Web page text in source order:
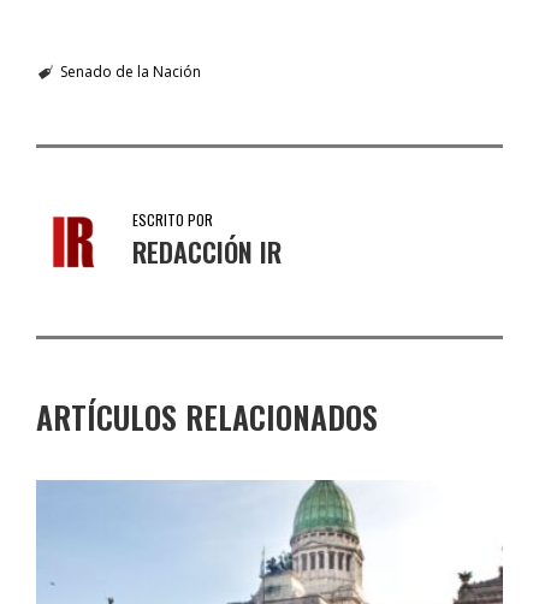
Senado de la Nación
ESCRITO POR
REDACCIÓN IR
ARTÍCULOS RELACIONADOS